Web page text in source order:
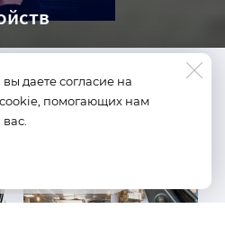
проекты
даете согласие на
помогающих нам